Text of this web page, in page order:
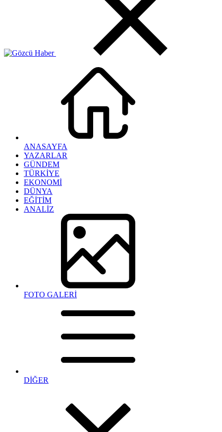
ANASAYFA
YAZARLAR
GÜNDEM
TÜRKİYE
EKONOMİ
DÜNYA
EĞİTİM
ANALİZ
FOTO GALERİ
DİĞER